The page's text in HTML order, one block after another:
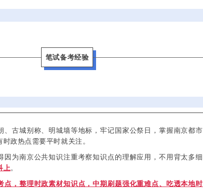
笔试备考经验
、古城别称、明城墙等地标，牢记国家公祭日，掌握南京都市
政热点需要平时就关注。
因为南京公共知识注重考察知识点的理解应用，不用背太多细
上。
点，整理时政素材知识点，中期刷题强化重难点、吃透本地时